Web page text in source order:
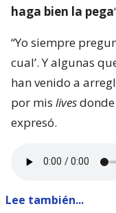
haga bien la pega
“Yo siempre
cual’. Y algunas
han venido a
por mis lives
expresó.
Lee también...